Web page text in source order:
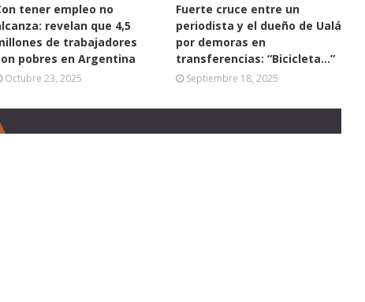
tener empleo no
revelan que 4,5
de trabajadores
pobres en Argentina
Octubre 23, 2025
Fuerte cruce entre un
periodista y el dueño de Ualá
por demoras en
transferencias: “Bicicleta...”
Septiembre 18, 2025